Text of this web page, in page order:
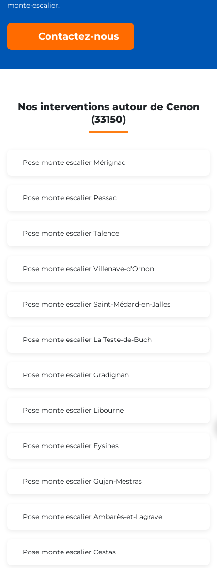
monte-escalier.
Contactez-nous
Nos interventions autour de Cenon
(33150)
Pose monte escalier Mérignac
Pose monte escalier Pessac
Pose monte escalier Talence
Pose monte escalier Villenave-d'Ornon
Pose monte escalier Saint-Médard-en-Jalles
Pose monte escalier La Teste-de-Buch
Pose monte escalier Gradignan
Pose monte escalier Libourne
Pose monte escalier Eysines
Pose monte escalier Gujan-Mestras
Pose monte escalier Ambarès-et-Lagrave
Pose monte escalier Cestas